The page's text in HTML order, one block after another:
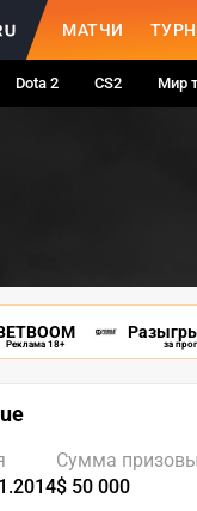
МАТЧИ
Dota 2 CS2 Мир
Реклама 18+ за
Сумма
$ 50 000